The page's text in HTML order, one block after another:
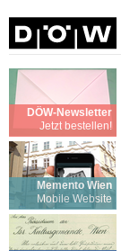
DÖW-Newsletter
Jetzt bestellen!
Memento Wien
Mobile Website